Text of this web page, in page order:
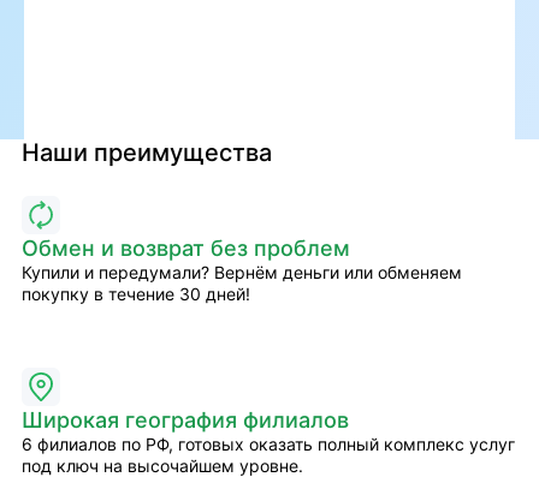
Наши преимущества
Обмен и возврат без проблем
Купили и передумали? Вернём деньги или обменяем
покупку в течение 30 дней!
Широкая география филиалов
6 филиалов по РФ, готовых оказать полный комплекс услуг
под ключ на высочайшем уровне.